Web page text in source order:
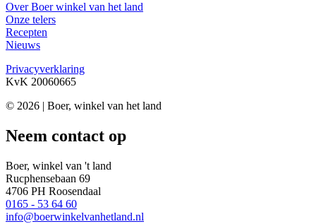
Over Boer winkel van het land
Onze telers
Recepten
Nieuws
Privacyverklaring
KvK 20060665
© 2026 | Boer, winkel van het land
Neem contact op
Boer, winkel van 't land
Rucphensebaan 69
4706 PH Roosendaal
0165 - 53 64 60
info@boerwinkelvanhetland.nl